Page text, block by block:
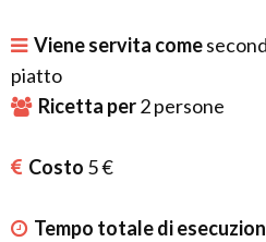
Viene servita come
piatto
Ricetta per2persone
Costo 5 €
Tempo totale di